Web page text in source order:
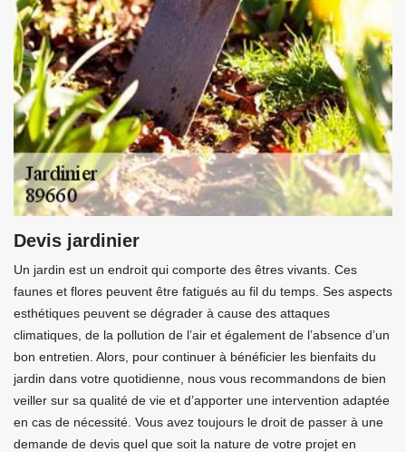
Devis jardinier
Un jardin est un endroit qui comporte des êtres vivants. Ces
faunes et flores peuvent être fatigués au fil du temps. Ses aspects
esthétiques peuvent se dégrader à cause des attaques
climatiques, de la pollution de l’air et également de l’absence d’un
bon entretien. Alors, pour continuer à bénéficier les bienfaits du
jardin dans votre quotidienne, nous vous recommandons de bien
veiller sur sa qualité de vie et d’apporter une intervention adaptée
en cas de nécessité. Vous avez toujours le droit de passer à une
demande de devis quel que soit la nature de votre projet en